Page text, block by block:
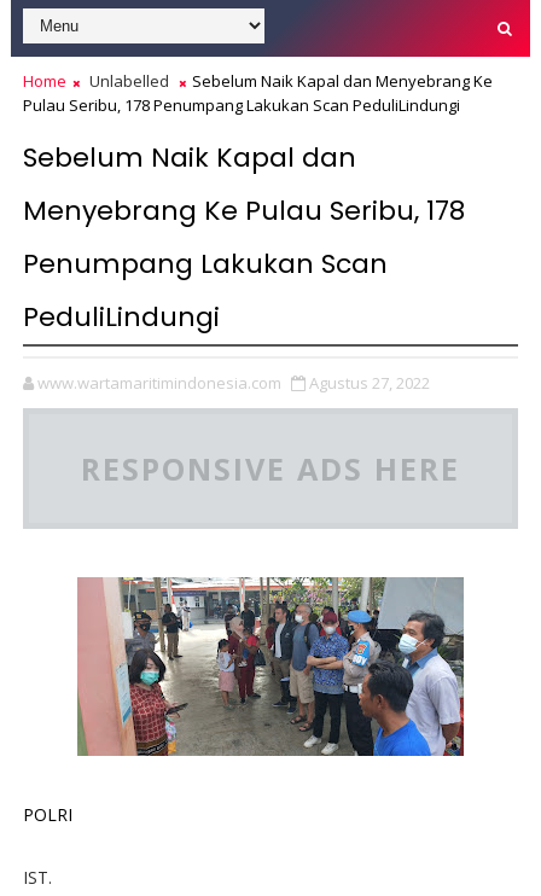
Home Unlabelled
Sebelum Naik Kapal dan Menyebrang Ke
Pulau Seribu, 178 Penumpang Lakukan Scan PeduliLindungi
Sebelum Naik Kapal dan
Menyebrang Ke Pulau Seribu, 178
Penumpang Lakukan Scan
PeduliLindungi
www.wartamaritimindonesia.com Agustus 27, 2022
RESPONSIVE ADS HERE
POLRI
IST.